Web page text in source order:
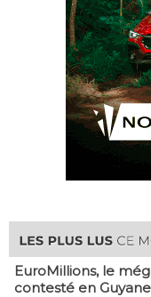
EuroMillions, ​le
contesté en Guyane